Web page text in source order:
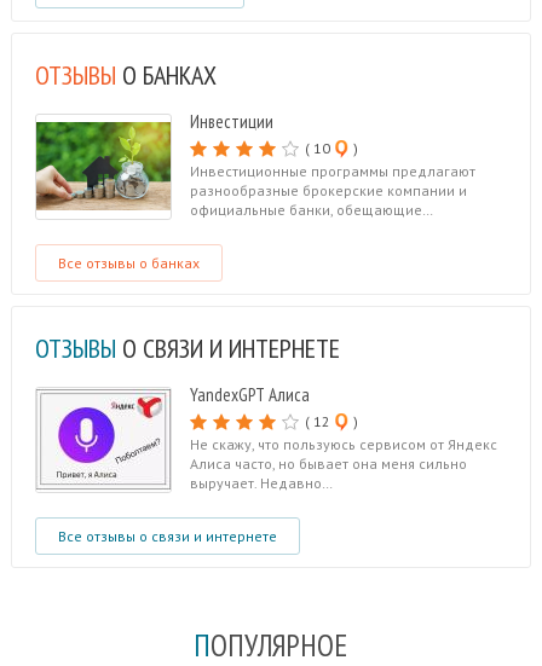
ОТЗЫВЫ О БАНКАХ
Инвестиции
( 10
)
Инвестиционные программы предлагают
разнообразные брокерские компании и
официальные банки, обещающие…
Все отзывы о банках
ОТЗЫВЫ О СВЯЗИ И ИНТЕРНЕТЕ
YandexGPT Алиса
( 12
)
Не скажу, что пользуюсь сервисом от Яндекс
Алиса часто, но бывает она меня сильно
выручает. Недавно…
Все отзывы о связи и интернете
ПОПУЛЯРНОЕ